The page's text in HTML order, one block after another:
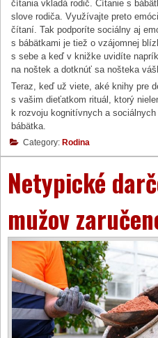
čítania vkladá rodič. Čítanie s
slove rodiča. Využívajte preto
čítaní. Tak podporíte sociálny aj
s bábätkami je tiež o vzájomnej
s sebe a keď v knižke uvidíte
na noštek a dotknúť sa nošteka
Teraz, keď už viete, aké knihy pre
s vašim dieťatkom rituál, ktorý
k rozvoju kognitívnych a
bábätka.
Category: Rodina
Netypické
mužov